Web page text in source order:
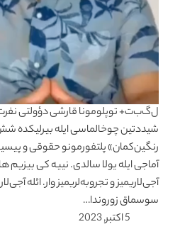
ل‌گ‌ب‌ت+ توپلومونا قارشی دؤولتی
شیددتین چوخالماسی ایله
رنگین‌کمان» پلتفورمونو حقوقی و
آماجی ایله یولا سالدی. نییه کی بیزیم
آجی‌لاریمیز و تجروبه‌لریمیز وار. ائله
سوسماق زوروندا…
5 اکتبر, 2023